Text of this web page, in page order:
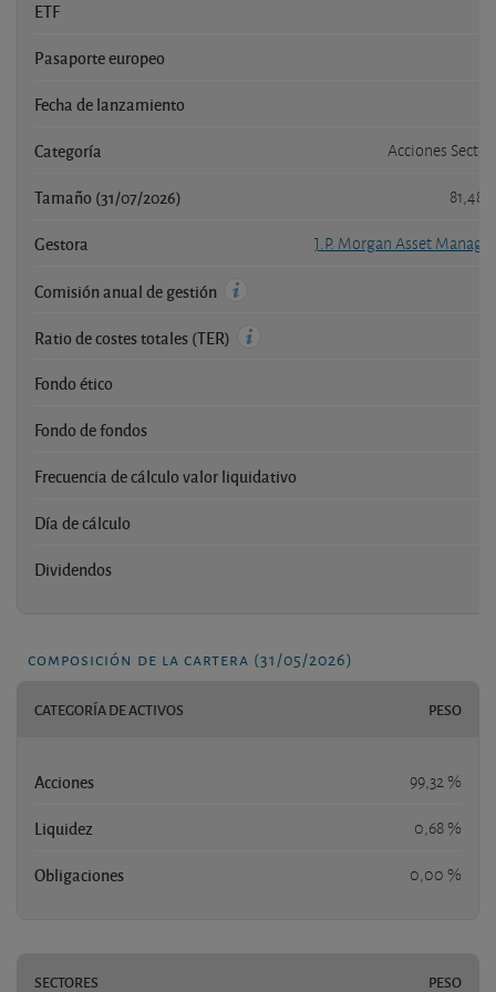
ETF
Pasaporte europeo
Fecha de lanzamiento
Categoría Acciones
Tamaño (31/07/2026)
Gestora J.P. Morgan Asset
Comisión anual de gestión
Ratio de costes totales (TER)
Fondo ético
Fondo de fondos
Frecuencia de cálculo valor liquidativo
Día de cálculo
Dividendos
composición de la cartera (31/05/2026)
CATEGORÍA DE ACTIVOS PESO
Acciones 99,32 %
Liquidez 0,68 %
Obligaciones 0,00 %
SECTORES PESO